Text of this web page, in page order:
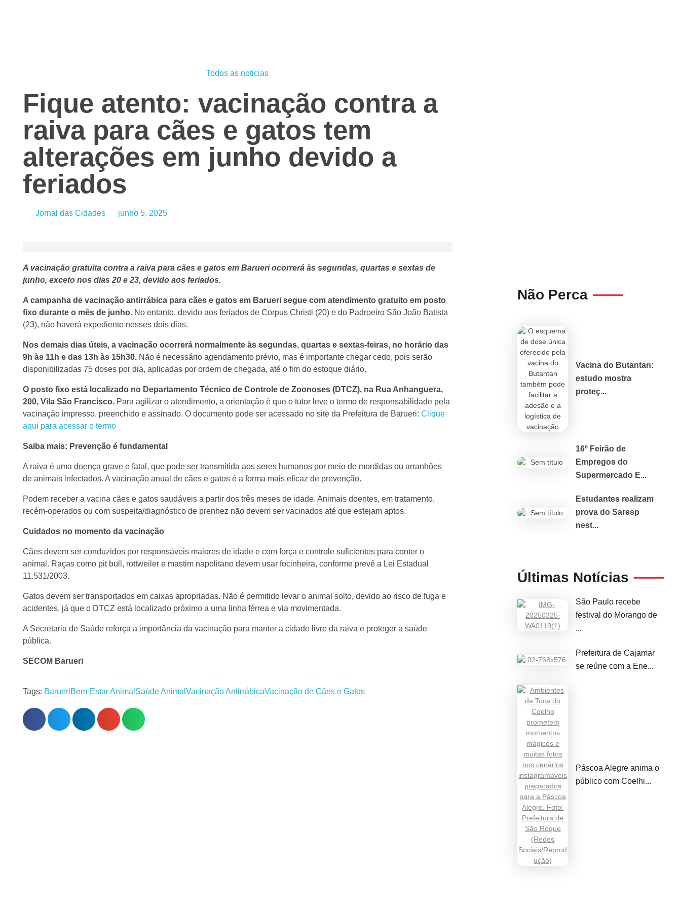
Todos as noticias
Fique atento: vacinação contra a
raiva para cães e gatos tem
alterações em junho devido a
feriados
Jornal das Cidades junho 5, 2025
A vacinação gratuita contra a raiva para cães e gatos em Barueri ocorrerá às segundas, quartas e sextas de
junho, exceto nos dias 20 e 23, devido aos feriados.
A campanha de vacinação antirrábica para cães e gatos em Barueri segue com atendimento gratuito em posto
fixo durante o mês de junho. No entanto, devido aos feriados de Corpus Christi (20) e do Padroeiro São João Batista
(23), não haverá expediente nesses dois dias.
Nos demais dias úteis, a vacinação ocorrerá normalmente às segundas, quartas e sextas-feiras, no horário das
9h às 11h e das 13h às 15h30. Não é necessário agendamento prévio, mas é importante chegar cedo, pois serão
disponibilizadas 75 doses por dia, aplicadas por ordem de chegada, até o fim do estoque diário.
O posto fixo está localizado no Departamento Técnico de Controle de Zoonoses (DTCZ), na Rua Anhanguera,
200, Vila São Francisco. Para agilizar o atendimento, a orientação é que o tutor leve o termo de responsabilidade pela
vacinação impresso, preenchido e assinado. O documento pode ser acessado no site da Prefeitura de Barueri: Clique
aqui para acessar o termo
Saiba mais: Prevenção é fundamental
A raiva é uma doença grave e fatal, que pode ser transmitida aos seres humanos por meio de mordidas ou arranhões
de animais infectados. A vacinação anual de cães e gatos é a forma mais eficaz de prevenção.
Podem receber a vacina cães e gatos saudáveis a partir dos três meses de idade. Animais doentes, em tratamento,
recém-operados ou com suspeita/diagnóstico de prenhez não devem ser vacinados até que estejam aptos.
Cuidados no momento da vacinação
Cães devem ser conduzidos por responsáveis maiores de idade e com força e controle suficientes para conter o
animal. Raças como pit bull, rottweiler e mastim napolitano devem usar focinheira, conforme prevê a Lei Estadual
11.531/2003.
Gatos devem ser transportados em caixas apropriadas. Não é permitido levar o animal solto, devido ao risco de fuga e
acidentes, já que o DTCZ está localizado próximo a uma linha férrea e via movimentada.
A Secretaria de Saúde reforça a importância da vacinação para manter a cidade livre da raiva e proteger a saúde
pública.
SECOM Barueri
Tags: BarueriBem-Estar Animal Saúde Animal Vacinação AntirrábicaVacinação de Cães e Gatos
Não Perca
Vacina do Butantan:
estudo mostra
proteç...
16º Feirão de
Empregos do
Supermercado E...
Estudantes realizam
prova do Saresp
nest...
Últimas Notícias
São Paulo recebe
festival do Morango de
...
Prefeitura de Cajamar
se reúne com a Ene...
Páscoa Alegre anima o
público com Coelhi...